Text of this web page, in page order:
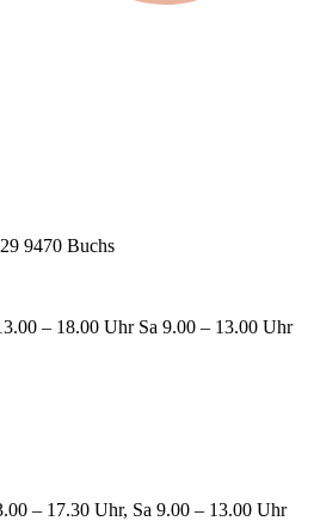
9470 Buchs
– 18.00 Uhr Sa 9.00 – 13.00 Uhr
– 17.30 Uhr, Sa 9.00 – 13.00 Uhr